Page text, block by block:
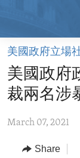
Skip
main
content
to
Navigation
HOME
VIDEO
REGIONS
AFRICA
TOPICS
美國政府立場
美國政府
裁兩名涉
March 07, 2021
Share